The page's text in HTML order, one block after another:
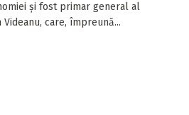
și fost primar general al
Videanu, care, împreună...